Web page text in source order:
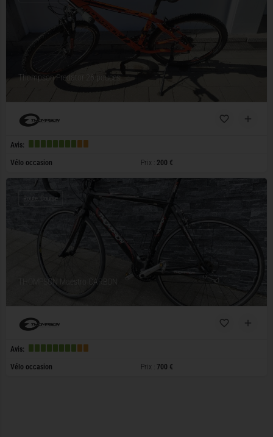
Thompson Predator 26 pouces
Avis:
Vélo occasion Prix : 200 €
THOMPSON Maestro CARBON
Route, Course
Avis:
Vélo occasion Prix : 700 €